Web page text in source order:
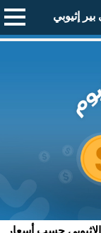
إثيوبي
حسب أسعار